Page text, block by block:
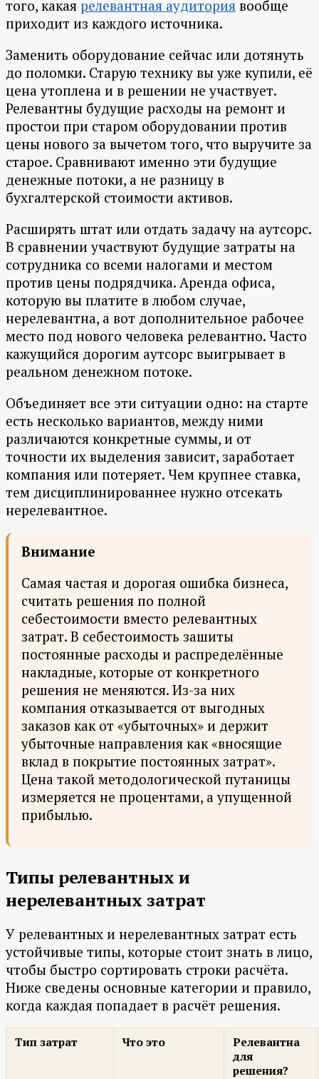
того, какая релевантная аудитория вообще
приходит из каждого источника.
Заменить оборудование сейчас или дотянуть
до поломки. Старую технику вы уже купили, её
цена утоплена и в решении не участвует.
Релевантны будущие расходы на ремонт и
простои при старом оборудовании против
цены нового за вычетом того, что выручите за
старое. Сравнивают именно эти будущие
денежные потоки, а не разницу в
бухгалтерской стоимости активов.
Расширять штат или отдать задачу на аутсорс.
В сравнении участвуют будущие затраты на
сотрудника со всеми налогами и местом
против цены подрядчика. Аренда офиса,
которую вы платите в любом случае,
нерелевантна, а вот дополнительное рабочее
место под нового человека релевантно. Часто
кажущийся дорогим аутсорс выигрывает в
реальном денежном потоке.
Объединяет все эти ситуации одно: на старте
есть несколько вариантов, между ними
различаются конкретные суммы, и от
точности их выделения зависит, заработает
компания или потеряет. Чем крупнее ставка,
тем дисциплинированнее нужно отсекать
нерелевантное.
Внимание
Самая частая и дорогая ошибка бизнеса,
считать решения по полной
себестоимости вместо релевантных
затрат. В себестоимость зашиты
постоянные расходы и распределённые
накладные, которые от конкретного
решения не меняются. Из-за них
компания отказывается от выгодных
заказов как от «убыточных» и держит
убыточные направления как «вносящие
вклад в покрытие постоянных затрат».
Цена такой методологической путаницы
измеряется не процентами, а упущенной
прибылью.
Типы релевантных и
нерелевантных затрат
У релевантных и нерелевантных затрат есть
устойчивые типы, которые стоит знать в лицо,
чтобы быстро сортировать строки расчёта.
Ниже сведены основные категории и правило,
когда каждая попадает в расчёт решения.
Тип затрат Что это
Релевантна
для
решения?